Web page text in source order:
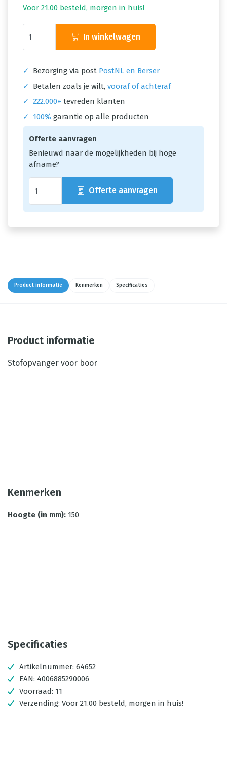
Voor 21.00 besteld, morgen in huis!
In winkelwagen
✓ Bezorging via post PostNL en Berser
✓
Betalen zoals je wilt, vooraf of achteraf
✓ 222.000+ tevreden klanten
✓
100% garantie op alle producten
Offerte aanvragen
Benieuwd naar de mogelijkheden bij hoge
afname?
Offerte aanvragen
Product informatie Kenmerken Specificaties
Product informatie
Stofopvanger voor boor
Kenmerken
Hoogte (in mm): 150
Specificaties
Artikelnummer: 64652
EAN: 4006885290006
Voorraad: 11
Verzending: Voor 21.00 besteld, morgen in huis!